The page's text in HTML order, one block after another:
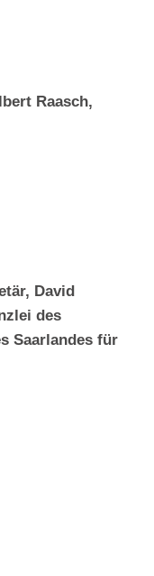
Raasch,
David
des
Saarlandes für